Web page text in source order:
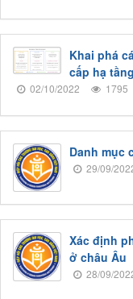
Khai phá
cấp hạ
02/10/2022 1795
Danh mục
29/09/
Xác định
ở châu Âu
28/09/